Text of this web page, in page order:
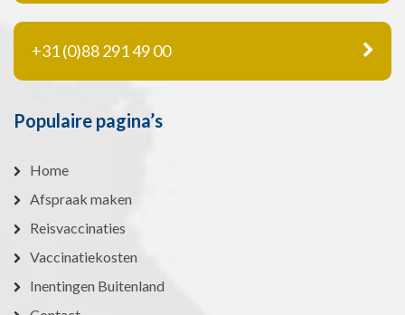
+31 (0)88 291 49 00
Populaire pagina’s
Home
Afspraak maken
Reisvaccinaties
Vaccinatiekosten
Inentingen Buitenland